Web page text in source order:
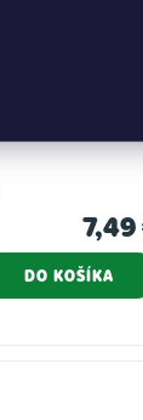
DO KOŠÍKA